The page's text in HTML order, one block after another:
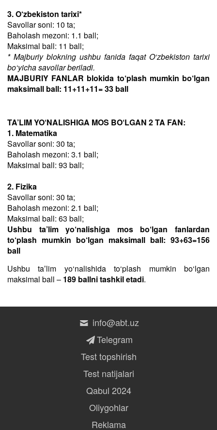
3. O‘zbekiston tarixi*
Savollar soni: 10 ta;
Baholash mezoni: 1.1 ball;
Maksimal ball: 11 ball;
* Majburiy blokning ushbu fanida faqat O‘zbekiston tarixi
bo‘yicha savollar beriladi.
MAJBURIY FANLAR blokida to‘plash mumkin bo‘lgan
maksimall ball: 11+11+11= 33 ball
TA’LIM YO‘NALISHIGA MOS BO‘LGAN 2 TA FAN:
1. Matematika
Savollar soni: 30 ta;
Baholash mezoni: 3.1 ball;
Maksimal ball: 93 ball;
2. Fizika
Savollar soni: 30 ta;
Baholash mezoni: 2.1 ball;
Maksimal ball: 63 ball;
Ushbu ta’lim yo‘nalishiga mos bo‘lgan fanlardan
to‘plash mumkin bo‘lgan maksimall ball: 93+63=156
ball
Ushbu taʼlim yo‘nalishida to‘plash mumkin bo‘lgan
maksimal ball – 189 ballni tashkil etadi.
info@abt.uz
Telegram
Test topshirish
Test natijalari
Qabul 2024
Oliygohlar
Reklama